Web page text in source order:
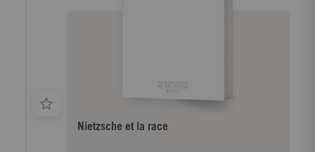
Nietzsche et la race